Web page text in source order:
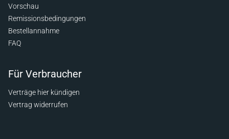
Vorschau
Remissionsbedingungen
Bestellannahme
FAQ
Für Verbraucher
Verträge hier kündigen
Vertrag widerrufen